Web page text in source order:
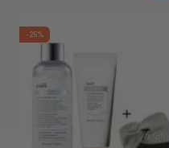
-25%